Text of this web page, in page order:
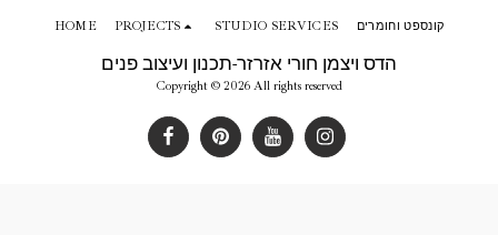
הדס ויצמן חורי אזרזר-תכנון ועיצוב פנים
Copyright © 2026 All rights reserved
HOME PROJECTS STUDIO SERVICES קונספט וחומרים